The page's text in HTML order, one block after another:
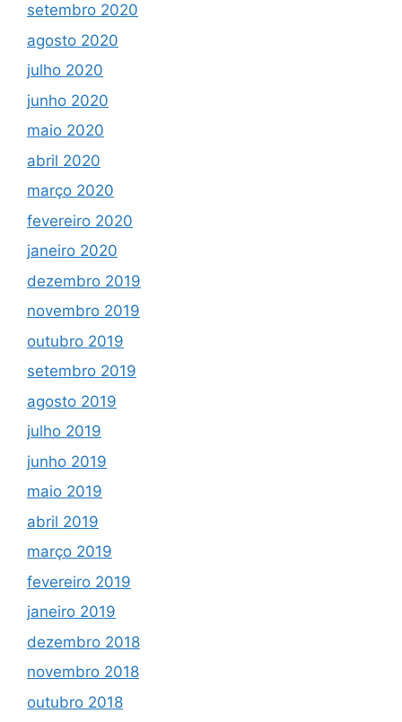
setembro 2020
agosto 2020
julho 2020
junho 2020
maio 2020
abril 2020
março 2020
fevereiro 2020
janeiro 2020
dezembro 2019
novembro 2019
outubro 2019
setembro 2019
agosto 2019
julho 2019
junho 2019
maio 2019
abril 2019
março 2019
fevereiro 2019
janeiro 2019
dezembro 2018
novembro 2018
outubro 2018